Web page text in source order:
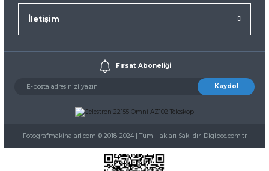
İletişim
Fırsat Aboneliği
Kaydol
Fotografmakinalari.com © 2018-2024 | Tüm Hakları Saklıdır. Digibee.com.tr